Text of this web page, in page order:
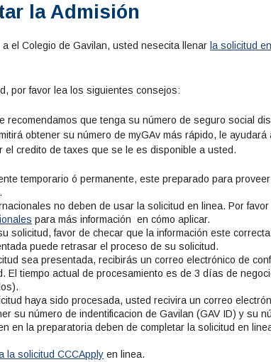
la Admisión
el Colegio de Gavilan, usted nesecita llenar la solicitud
por favor lea los siguientes consejos:
recomendamos que tenga su número de seguro social
obtener su número de myGAv más rápido, le ayudará
el credito de taxes que se le es disponible a usted.
temporario ó permanente, este preparado para
no deben de usar la solicitud en linea. Por
para más información en cómo aplicar.
solicitud, favor de checar que la información este
puede retrasar el proceso de su solicitud.
sea presentada, recibirás un correo electrónico de
El tiempo actual de procesamiento es de 3 días de
haya sido procesada, usted recivira un correo
su número de indentificacion de Gavilan (GAV ID) y su
en la preparatoria deben de completar la solicitud en
la solicitud CCCApply en linea.